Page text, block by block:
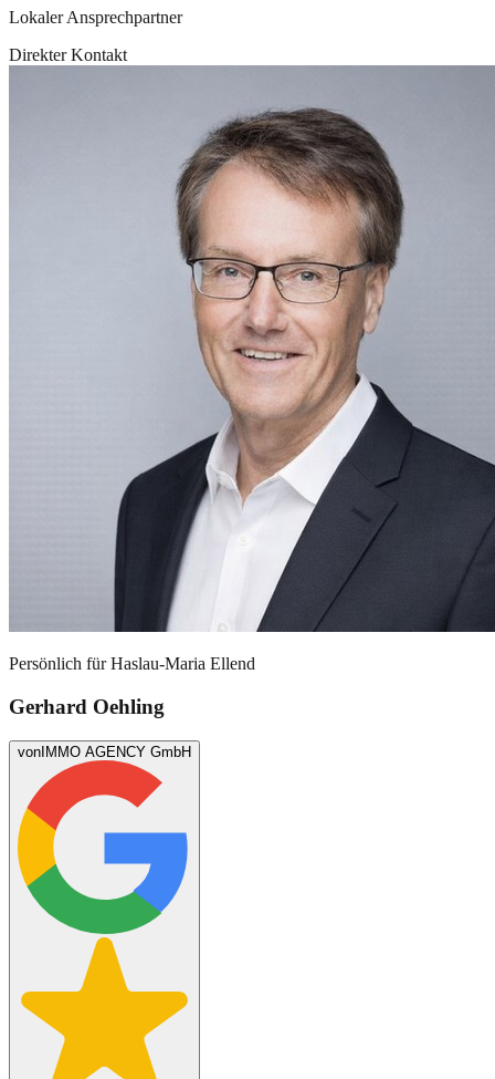
Lokaler Ansprechpartner
Direkter Kontakt
Persönlich fürHaslau-Maria Ellend
Gerhard Oehling
vonIMMO AGENCY GmbH